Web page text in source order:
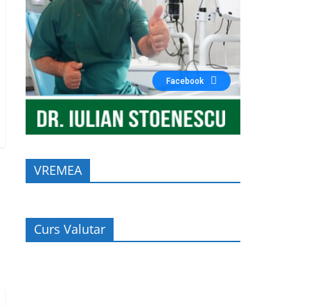
Facebook
VREMEA
Curs Valutar